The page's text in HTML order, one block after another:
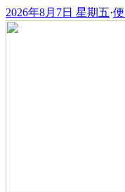
2026年8月7日 星期五·